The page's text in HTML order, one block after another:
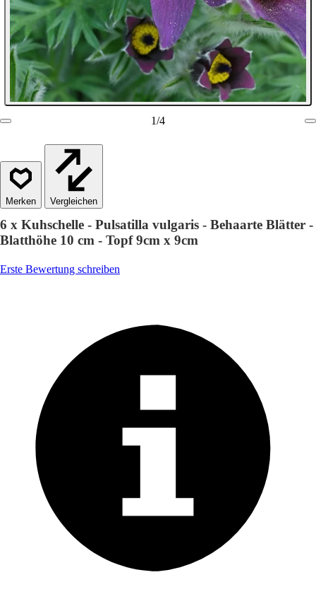
1/4
Vergleichen
6 x Kuhschelle - Pulsatilla vulgaris - Behaarte Blätter -
Blatthöhe 10 cm - Topf 9cm x 9cm
Erste Bewertung schreiben